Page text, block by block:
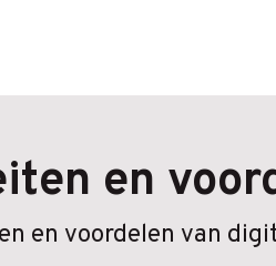
en
en voordelen van